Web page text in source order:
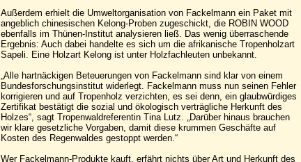
Außerdem erhielt die Umweltorganisation von Fackelmann ein Paket mit
angeblich chinesischen Kelong-Proben zugeschickt, die ROBIN WOOD
ebenfalls im Thünen-Institut analysieren ließ. Das wenig überraschende
Ergebnis: Auch dabei handelte es sich um die afrikanische Tropenholzart
Sapeli. Eine Holzart Kelong ist unter Holzfachleuten unbekannt.
„Alle hartnäckigen Beteuerungen von Fackelmann sind klar von einem
Bundesforschungsinstitut widerlegt. Fackelmann muss nun seinen Fehler
korrigieren und auf Tropenholz verzichten, es sei denn, ein glaubwürdiges
Zertifikat bestätigt die sozial und ökologisch verträgliche Herkunft des
Holzes“, sagt Tropenwaldreferentin Tina Lutz. „Darüber hinaus brauchen
wir klare gesetzliche Vorgaben, damit diese krummen Geschäfte auf
Kosten des Regenwaldes gestoppt werden.“
Wer Fackelmann-Produkte kauft, erfährt nichts über Art und Herkunft des